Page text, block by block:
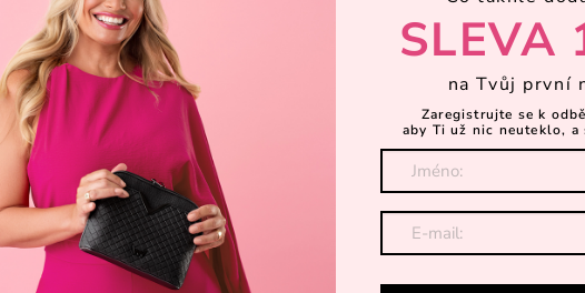
batohu
SLEVA
na Tvůj první
Zaregistrujte se k
aby Ti už nic neuteklo, a